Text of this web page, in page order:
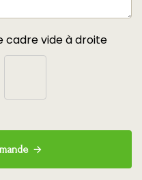
cadre vide à droite